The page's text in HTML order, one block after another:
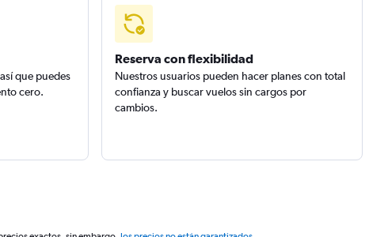
que puedes
cero.
Reserva con flexibilidad
Nuestros usuarios pueden hacer planes con total
confianza y buscar vuelos sin cargos por
cambios.